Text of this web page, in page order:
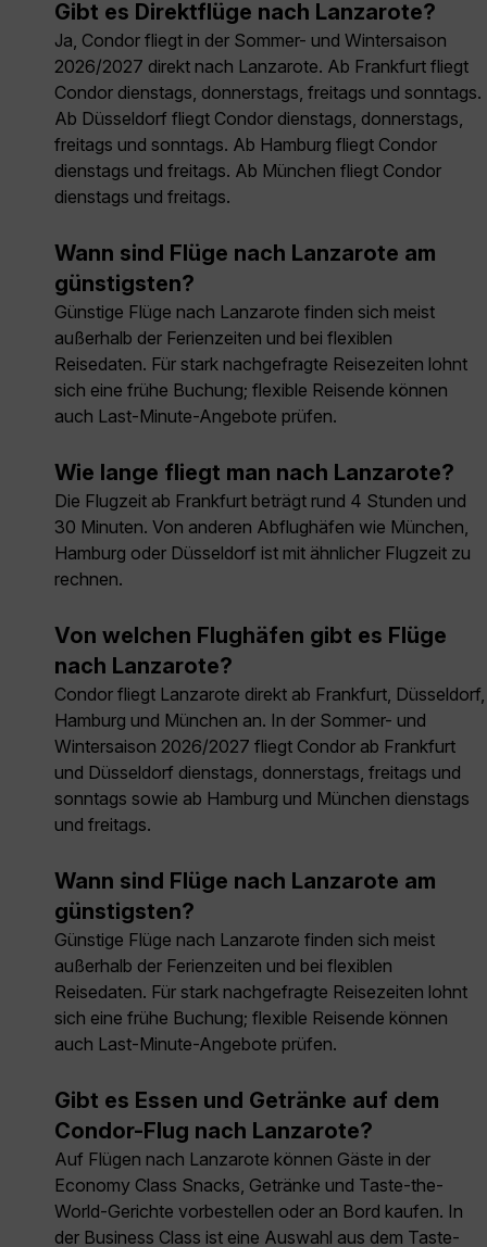
Gibt es Direktflüge nach Lanzarote?
Ja, Condor fliegt in der Sommer- und Wintersaison
2026/2027 direkt nach Lanzarote. Ab Frankfurt fliegt
Condor dienstags, donnerstags, freitags und sonntags.
Ab Düsseldorf fliegt Condor dienstags, donnerstags,
freitags und sonntags. Ab Hamburg fliegt Condor
dienstags und freitags. Ab München fliegt Condor
dienstags und freitags.
Wann sind Flüge nach Lanzarote am
günstigsten?
Günstige Flüge nach Lanzarote finden sich meist
außerhalb der Ferienzeiten und bei flexiblen
Reisedaten. Für stark nachgefragte Reisezeiten lohnt
sich eine frühe Buchung; flexible Reisende können
auch Last-Minute-Angebote prüfen.
Wie lange fliegt man nach Lanzarote?
Die Flugzeit ab Frankfurt beträgt rund 4 Stunden und
30 Minuten. Von anderen Abflughäfen wie München,
Hamburg oder Düsseldorf ist mit ähnlicher Flugzeit zu
rechnen.
Von welchen Flughäfen gibt es Flüge
nach Lanzarote?
Condor fliegt Lanzarote direkt ab Frankfurt, Düsseldorf,
Hamburg und München an. In der Sommer- und
Wintersaison 2026/2027 fliegt Condor ab Frankfurt
und Düsseldorf dienstags, donnerstags, freitags und
sonntags sowie ab Hamburg und München dienstags
und freitags.
Wann sind Flüge nach Lanzarote am
günstigsten?
Günstige Flüge nach Lanzarote finden sich meist
außerhalb der Ferienzeiten und bei flexiblen
Reisedaten. Für stark nachgefragte Reisezeiten lohnt
sich eine frühe Buchung; flexible Reisende können
auch Last-Minute-Angebote prüfen.
Gibt es Essen und Getränke auf dem
Condor-Flug nach Lanzarote?
Auf Flügen nach Lanzarote können Gäste in der
Economy Class Snacks, Getränke und Taste-the-
World-Gerichte vorbestellen oder an Bord kaufen. In
der Business Class ist eine Auswahl aus dem Taste-